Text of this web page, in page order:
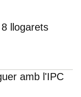
llogarets
amb l'IPC